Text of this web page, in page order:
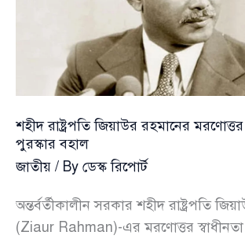
শহীদ রাষ্ট্রপতি জিয়াউর রহমানের মরণোত্তর
পুরস্কার বহাল
জাতীয় / By ডেস্ক রিপোর্ট
অন্তর্বর্তীকালীন সরকার শহীদ রাষ্ট্রপতি
(Ziaur Rahman)-এর মরণোত্তর স্বাধীনতা